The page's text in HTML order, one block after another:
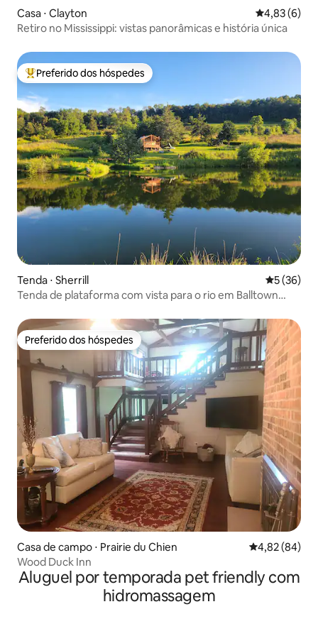
Casa ⋅ Clayton 4,83 de uma
4,83 (6)
Retiro no Mississippi: vistas panorâmicas e história única
Entre os melhores preferidos dos hóspedes
Preferido dos hóspedes
Tenda ⋅ Sherrill 5 de uma
5 (36)
Tenda de plataforma com vista para o rio em Balltown
Preferido dos hóspedes
Preferido dos hóspedes
Casa de campo ⋅ Prairie du Chien 4,82 de uma
4,82 (84)
Wood Duck Inn
Aluguel por temporada pet friendly com
hidromassagem